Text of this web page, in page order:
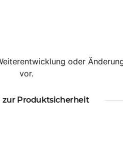
oder
vor.
zur Produktsicherheit